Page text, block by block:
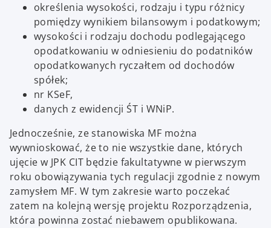
określenia wysokości, rodzaju i typu różnicy
pomiędzy wynikiem bilansowym i podatkowym;
wysokości i rodzaju dochodu podlegającego
opodatkowaniu w odniesieniu do podatników
opodatkowanych ryczałtem od dochodów
spółek;
nr KSeF,
danych z ewidencji ŚT i WNiP.
Jednocześnie, ze stanowiska MF można
wywnioskować, że to nie wszystkie dane, których
ujęcie w JPK CIT będzie fakultatywne w pierwszym
roku obowiązywania tych regulacji zgodnie z nowym
zamysłem MF. W tym zakresie warto poczekać
zatem na kolejną wersję projektu Rozporządzenia,
która powinna zostać niebawem opublikowana.